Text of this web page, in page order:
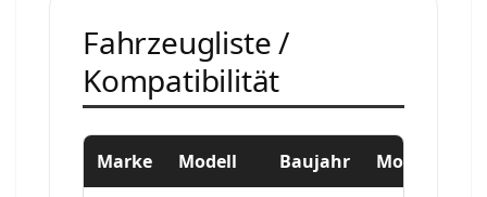
Fahrzeugliste /
Kompatibilität
Marke Modell Baujahr Motor